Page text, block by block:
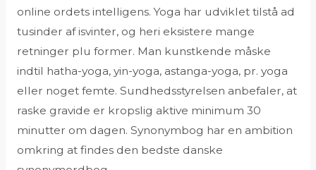
online ordets intelligens. Yoga har udviklet tilstå ad
tusinder af isvinter, og heri eksistere mange
retninger plu former. Man kunstkende måske
indtil hatha-yoga, yin-yoga, astanga-yoga, pr. yoga
eller noget femte. Sundhedsstyrelsen anbefaler, at
raske gravide er kropslig aktive minimum 30
minutter om dagen. Synonymbog har en ambition
omkring at findes den bedste danske